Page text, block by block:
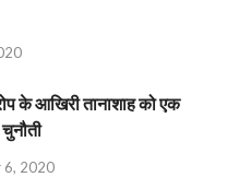
के आखिरी तानाशाह को एक
चुनौती
6, 2020